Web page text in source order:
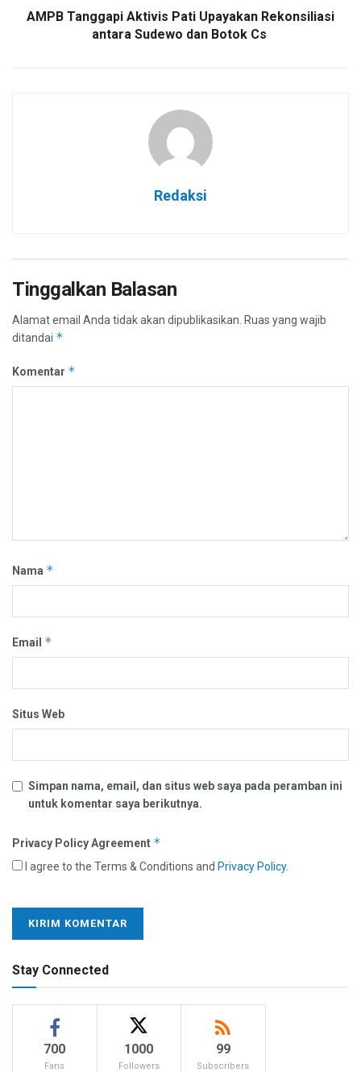
AMPB Tanggapi Aktivis Pati Upayakan Rekonsiliasi
antara Sudewo dan Botok Cs
Redaksi
Tinggalkan Balasan
Alamat email Anda tidak akan dipublikasikan. Ruas yang wajib
ditandai *
Komentar *
Nama *
Email *
Situs Web
Simpan nama, email, dan situs web saya pada peramban ini
untuk komentar saya berikutnya.
Privacy Policy Agreement *
I agree to the Terms & Conditions and Privacy Policy.
Stay Connected
700
Fans
1000
Followers
99
Subscribers